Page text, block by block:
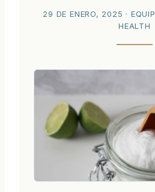
29 DE ENERO, 2025 ·
HEALTH